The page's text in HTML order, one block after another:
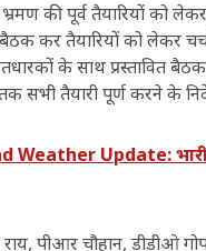
की पूर्व तैयारियों को
कर तैयारियों को लेकर
के साथ प्रस्तावित
सभी तैयारी पूर्ण करने के
Update: भारी
पीआर चौहान, डीडीओ